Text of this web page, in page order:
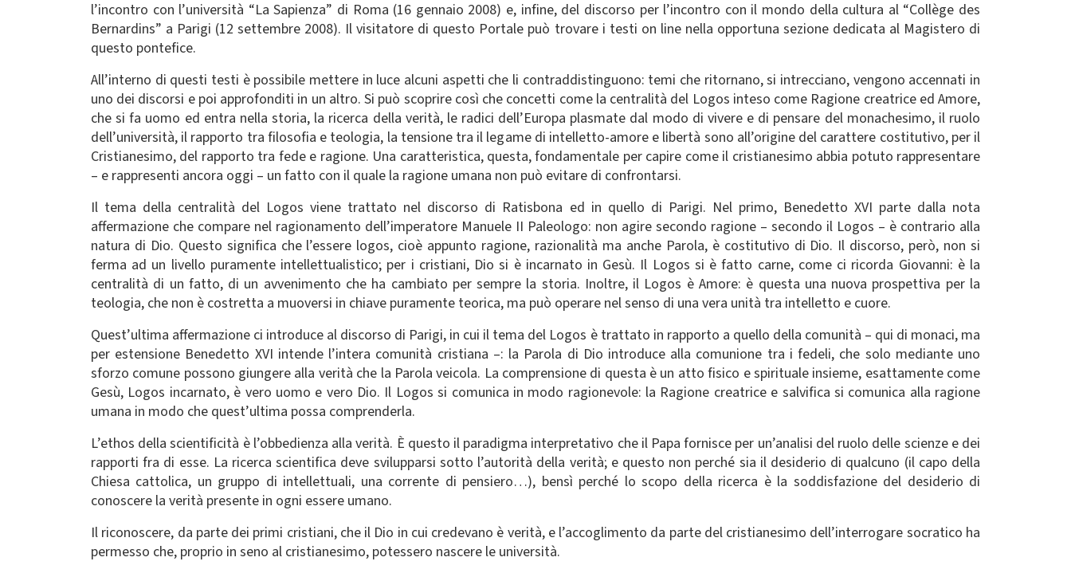
l’incontro con l’università “La Sapienza” di Roma (16 gennaio 2008) e, infine, del discorso per l’incontro con il mondo della cultura al “Collège des
Bernardins” a Parigi (12 settembre 2008). Il visitatore di questo Portale può trovare i testi on line nella opportuna sezione dedicata al Magistero di
questo pontefice.
All’interno di questi testi è possibile mettere in luce alcuni aspetti che li contraddistinguono: temi che ritornano, si intrecciano, vengono accennati in
uno dei discorsi e poi approfonditi in un altro. Si può scoprire così che concetti come la centralità del Logos inteso come Ragione creatrice ed Amore,
che si fa uomo ed entra nella storia, la ricerca della verità, le radici dell’Europa plasmate dal modo di vivere e di pensare del monachesimo, il ruolo
dell’università, il rapporto tra filosofia e teologia, la tensione tra il legame di intelletto-amore e libertà sono all’origine del carattere costitutivo, per il
Cristianesimo, del rapporto tra fede e ragione. Una caratteristica, questa, fondamentale per capire come il cristianesimo abbia potuto rappresentare
– e rappresenti ancora oggi – un fatto con il quale la ragione umana non può evitare di confrontarsi.
Il tema della centralità del Logos viene trattato nel discorso di Ratisbona ed in quello di Parigi. Nel primo, Benedetto XVI parte dalla nota
affermazione che compare nel ragionamento dell’imperatore Manuele II Paleologo: non agire secondo ragione – secondo il Logos – è contrario alla
natura di Dio. Questo significa che l’essere logos, cioè appunto ragione, razionalità ma anche Parola, è costitutivo di Dio. Il discorso, però, non si
ferma ad un livello puramente intellettualistico; per i cristiani, Dio si è incarnato in Gesù. Il Logos si è fatto carne, come ci ricorda Giovanni: è la
centralità di un fatto, di un avvenimento che ha cambiato per sempre la storia. Inoltre, il Logos è Amore: è questa una nuova prospettiva per la
teologia, che non è costretta a muoversi in chiave puramente teorica, ma può operare nel senso di una vera unità tra intelletto e cuore.
Quest’ultima affermazione ci introduce al discorso di Parigi, in cui il tema del Logos è trattato in rapporto a quello della comunità – qui di monaci, ma
per estensione Benedetto XVI intende l’intera comunità cristiana –: la Parola di Dio introduce alla comunione tra i fedeli, che solo mediante uno
sforzo comune possono giungere alla verità che la Parola veicola. La comprensione di questa è un atto fisico e spirituale insieme, esattamente come
Gesù, Logos incarnato, è vero uomo e vero Dio. Il Logos si comunica in modo ragionevole: la Ragione creatrice e salvifica si comunica alla ragione
umana in modo che quest’ultima possa comprenderla.
L’ethos della scientificità è l’obbedienza alla verità. È questo il paradigma interpretativo che il Papa fornisce per un’analisi del ruolo delle scienze e dei
rapporti fra di esse. La ricerca scientifica deve svilupparsi sotto l’autorità della verità; e questo non perché sia il desiderio di qualcuno (il capo della
Chiesa cattolica, un gruppo di intellettuali, una corrente di pensiero…), bensì perché lo scopo della ricerca è la soddisfazione del desiderio di
conoscere la verità presente in ogni essere umano.
Il riconoscere, da parte dei primi cristiani, che il Dio in cui credevano è verità, e l’accoglimento da parte del cristianesimo dell’interrogare socratico ha
permesso che, proprio in seno al cristianesimo, potessero nascere le università.